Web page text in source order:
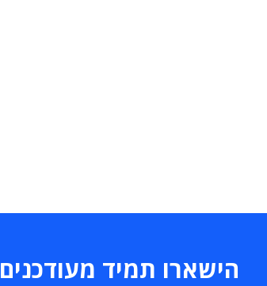
הישארו תמיד מעודכנים